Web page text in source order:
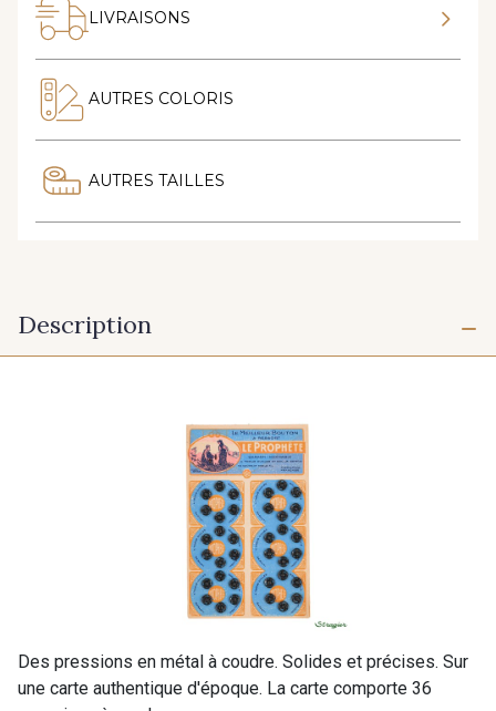
LIVRAISONS
AUTRES COLORIS
AUTRES TAILLES
Description
Des pressions en métal à coudre. Solides et précises. Sur
une carte authentique d'époque. La carte comporte 36